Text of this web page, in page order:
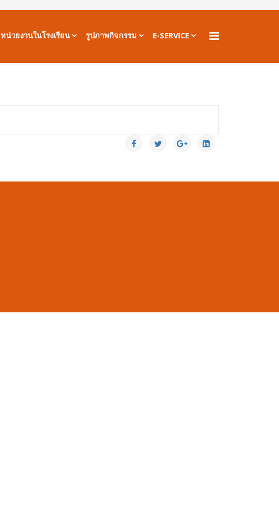
หน่วยงานในโรงเรียน รูปภาพกิจกรรม E-SERVICE